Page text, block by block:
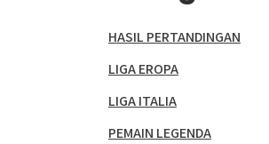
HASIL PERTANDINGAN
LIGA EROPA
LIGA ITALIA
PEMAIN LEGENDA